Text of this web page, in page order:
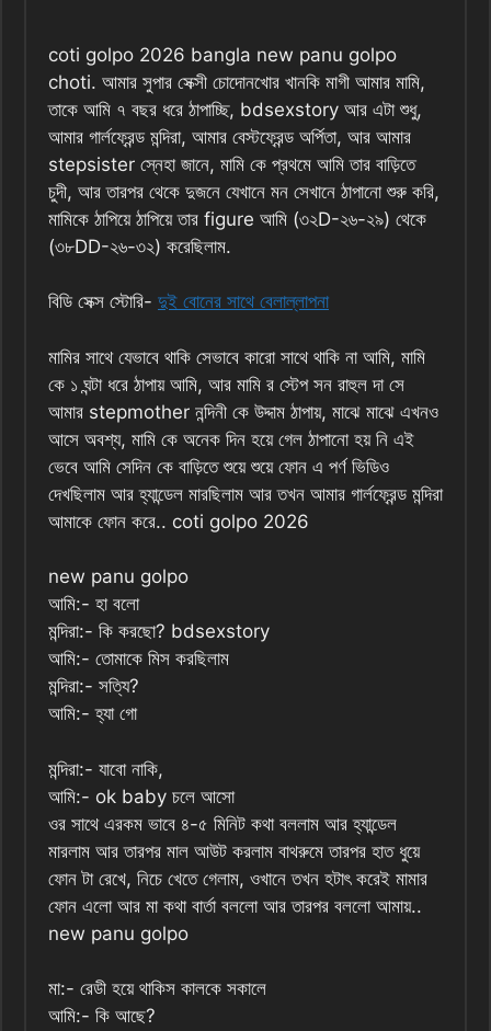
coti golpo 2026 bangla new panu golpo
choti. আমার সুপার সেক্সী চোদোনখোর খানকি মাগী আমার মামি,
তাকে আমি ৭ বছর ধরে ঠাপাচ্ছি, bdsexstory আর এটা শুধু,
আমার গার্লফ্রেন্ড মন্দিরা, আমার বেস্টফ্রেন্ড অর্পিতা, আর আমার
stepsister স্নেহা জানে, মামি কে প্রথমে আমি তার বাড়িতে
চুদী, আর তারপর থেকে দুজনে যেখানে মন সেখানে ঠাপানো শুরু করি,
মামিকে ঠাপিয়ে ঠাপিয়ে তার figure আমি (৩২D-২৬-২৯) থেকে
(৩৮DD-২৬-৩২) করেছিলাম.
বিডি সেক্স স্টোরি- দুই বোনের সাথে বেলাল্লাপনা
মামির সাথে যেভাবে থাকি সেভাবে কারো সাথে থাকি না আমি, মামি
কে ১ ঘন্টা ধরে ঠাপায় আমি, আর মামি র স্টেপ সন রাহুল দা সে
আমার stepmother নন্দিনী কে উদ্দাম ঠাপায়, মাঝে মাঝে এখনও
আসে অবশ্য, মামি কে অনেক দিন হয়ে গেল ঠাপানো হয় নি এই
ভেবে আমি সেদিন কে বাড়িতে শুয়ে শুয়ে ফোন এ পর্ণ ভিডিও
দেখছিলাম আর হ্যান্ডেল মারছিলাম আর তখন আমার গার্লফ্রেন্ড মন্দিরা
আমাকে ফোন করে.. coti golpo 2026
new panu golpo
আমি:- হা বলো
মন্দিরা:- কি করছো? bdsexstory
আমি:- তোমাকে মিস করছিলাম
মন্দিরা:- সত্যি?
আমি:- হ্যা গো
মন্দিরা:- যাবো নাকি,
আমি:- ok baby চলে আসো
ওর সাথে এরকম ভাবে ৪-৫ মিনিট কথা বললাম আর হ্যান্ডেল
মারলাম আর তারপর মাল আউট করলাম বাথরুমে তারপর হাত ধুয়ে
ফোন টা রেখে, নিচে খেতে গেলাম, ওখানে তখন হটাৎ করেই মামার
ফোন এলো আর মা কথা বার্তা বললো আর তারপর বললো আমায়..
new panu golpo
মা:- রেডী হয়ে থাকিস কালকে সকালে
আমি:- কি আছে?